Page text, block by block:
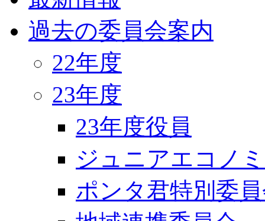
過去の委員会案内
22年度
23年度
23年度役員
ジュニアエコノ
ポンタ君特別委